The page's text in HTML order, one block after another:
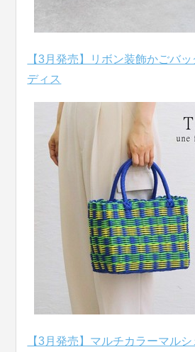
【3月発売】リボン装飾かご
ディス
【3月発売】マルチカラーマル